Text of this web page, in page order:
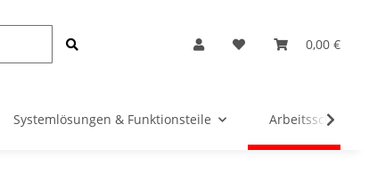
0,00 €
Systemlösungen & Funktionsteile Arbeitsschutz &